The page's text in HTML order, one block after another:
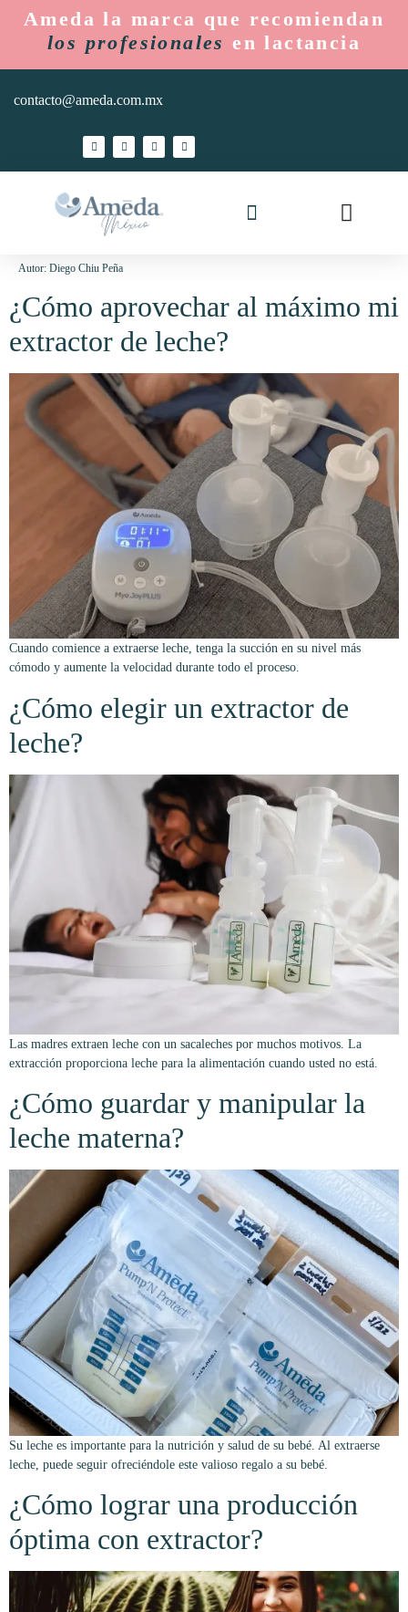
Ameda la marca que recomiendan
los profesionales en lactancia
contacto@ameda.com.mx
Autor: Diego Chiu Peña
¿Cómo aprovechar al máximo mi
extractor de leche?
Cuando comience a extraerse leche, tenga la succión en su nivel más
cómodo y aumente la velocidad durante todo el proceso.
¿Cómo elegir un extractor de
leche?
Las madres extraen leche con un sacaleches por muchos motivos. La
extracción proporciona leche para la alimentación cuando usted no está.
¿Cómo guardar y manipular la
leche materna?
Su leche es importante para la nutrición y salud de su bebé. Al extraerse
leche, puede seguir ofreciéndole este valioso regalo a su bebé.
¿Cómo lograr una producción
óptima con extractor?